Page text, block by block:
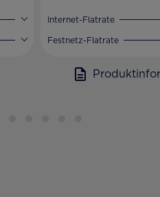
Internet-Flatrate
Festnetz-Flatrate